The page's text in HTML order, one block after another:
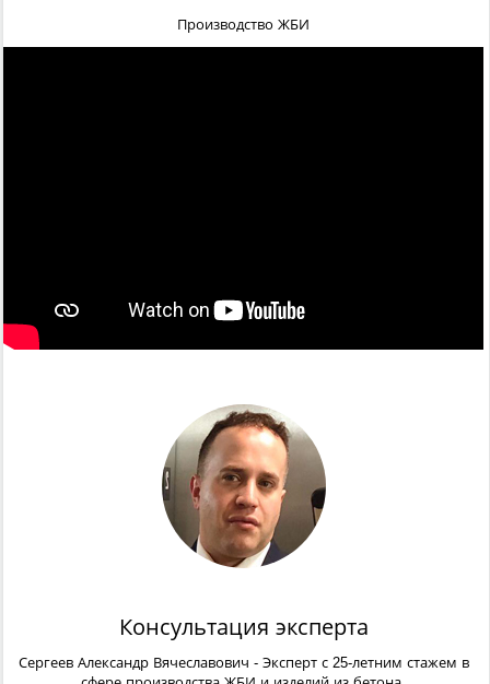
Производство ЖБИ
Консультация эксперта
Сергеев Александр Вячеславович - Эксперт с 25-летним стажем в